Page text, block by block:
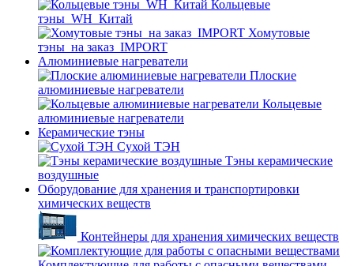
Кольцевые
тэны_WH_Китай
Хомутовые
тэны_на заказ_IMPORT
Алюминиевые нагреватели
Плоские
алюминиевые нагреватели
Кольцевые
алюминиевые нагреватели
Керамические тэны
Сухой ТЭН
Тэны керамические
воздушные
Оборудование для хранения и транспортировки
химических веществ
Контейнеры для хранения химических веществ